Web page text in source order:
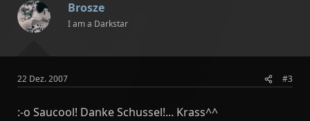
Brosze
I am a Darkstar
22 Dez. 2007 #3
:-o Saucool! Danke Schussel!... Krass^^